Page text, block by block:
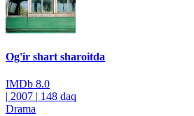
Og'ir shart sharoitda
IMDb 8.0
| 2007 | 148 daq
Drama